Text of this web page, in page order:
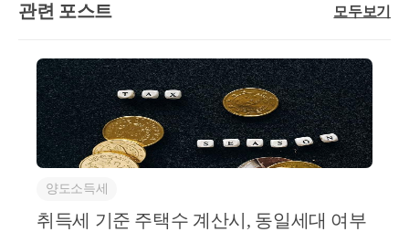
한 특수관계 있는 자와의 거래에 있어서 토지 등을 시
로써 조세의 부담을 부당하게 감소시킨 것으로 인정되
어 소득세법 제101조 규정에 의한 부당행위계산을 적
용 양도차익을 계산하는 때에는 그 취득가액 또는 양
도가액을 시가에 의하여 계산하는 것임. ○ 서면5팀-48
5, 2006.10.24 특수관계자와의 거래에 있어서 시가에 미
거주자의 행위 또는 계산에 관계없이 시가를 양도가액
관련 포스트 모두보기
양도소득세
취득세 기준 주택수 계산시, 동일세대 여부